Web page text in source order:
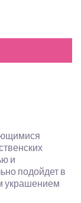
и
подойдет в
украшением